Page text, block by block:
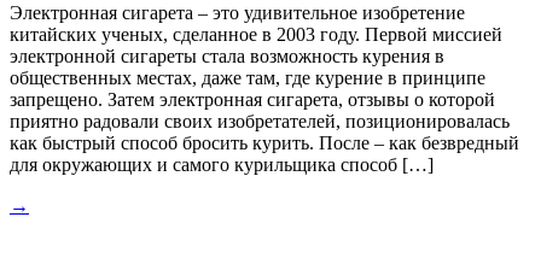
Электронная сигарета – это удивительное изобретение
китайских ученых, сделанное в 2003 году. Первой миссией
электронной сигареты стала возможность курения в
общественных местах, даже там, где курение в принципе
запрещено. Затем электронная сигарета, отзывы о которой
приятно радовали своих изобретателей, позиционировалась
как быстрый способ бросить курить. После – как безвредный
для окружающих и самого курильщика способ […]
→